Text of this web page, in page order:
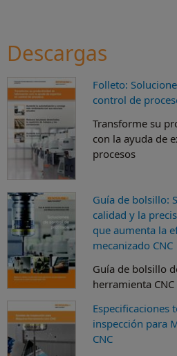
Descargas
Folleto:
control de
Transforme su
con la ayuda de
procesos
Guía de bolsillo:
calidad y la
que aumenta la
mecanizado CNC
Guía de bolsillo
herramienta CNC
Especificaciones
inspección para
CNC